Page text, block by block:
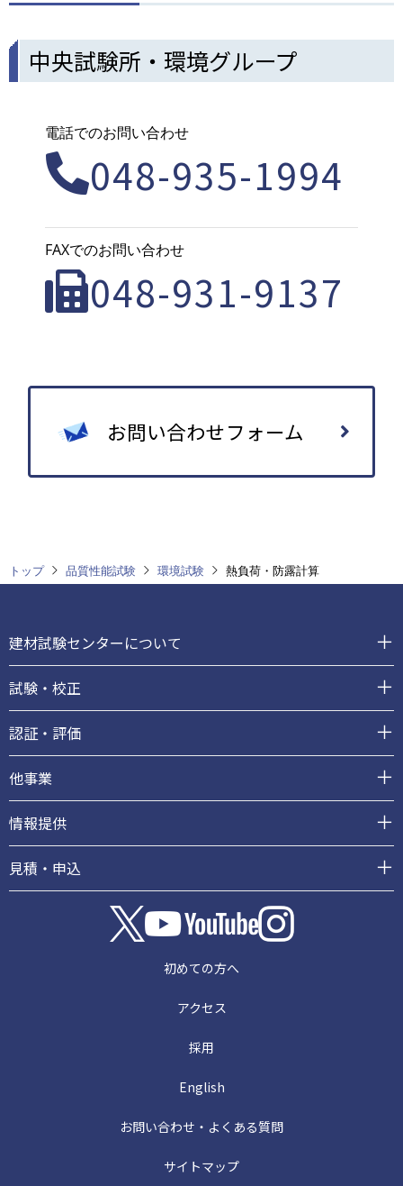
中央試験所・環境グループ
電話でのお問い合わせ
048-935-1994
FAXでのお問い合わせ
048-931-9137
お問い合わせフォーム
トップ 品質性能試験 環境試験 熱負荷・防露計算
ッ
タ
ー
建材試験センターについて
試験・校正
認証・評価
他事業
情報提供
見積・申込
初めての方へ
アクセス
採用
English
お問い合わせ・よくある質問
サイトマップ